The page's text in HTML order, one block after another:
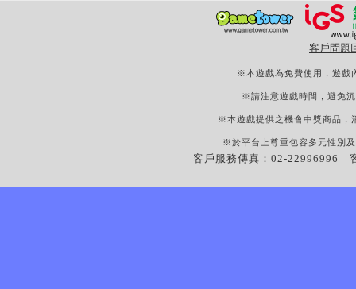
客戶問題
※本遊戲為免費使用，遊戲
※請注意遊戲時間，避免
※本遊戲提供之機會中獎商品，
※於平台上尊重包容多元性別
客戶服務傳真：02-22996996